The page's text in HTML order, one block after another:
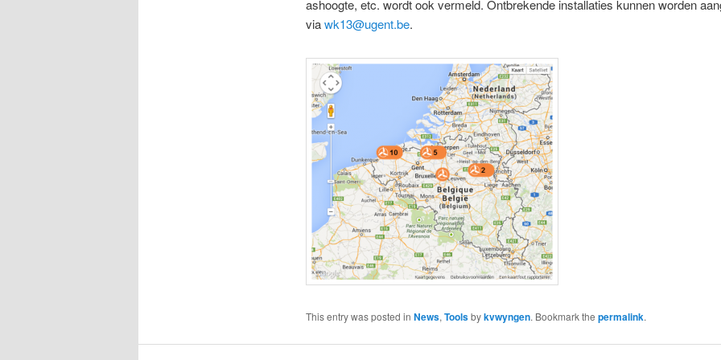
ashoogte, etc. wordt ook vermeld. Ontbrekende installaties kunnen worden
viawk13@ugent.be.
This entry was posted in News,Toolsbykvwyngen. Bookmark the permalink.